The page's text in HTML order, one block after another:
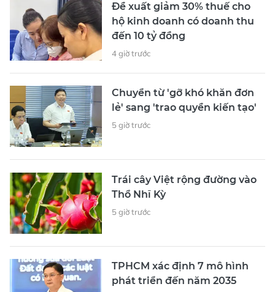
Đề xuất giảm 30% thuế cho
hộ kinh doanh có doanh thu
đến 10 tỷ đồng
4 giờ trước
Chuyển từ 'gỡ khó khăn đơn
lẻ' sang 'trao quyền kiến tạo'
5 giờ trước
Trái cây Việt rộng đường vào
Thổ Nhĩ Kỳ
5 giờ trước
TPHCM xác định 7 mô hình
phát triển đến năm 2035